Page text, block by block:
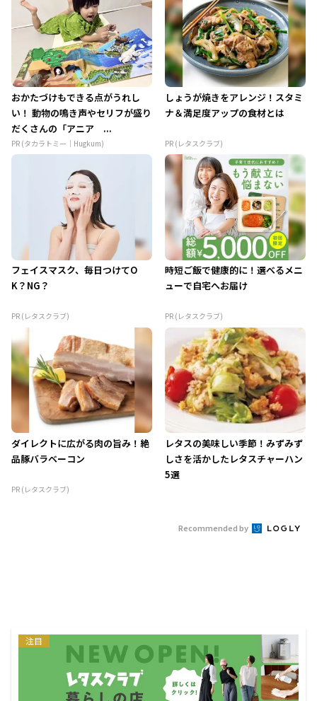
おかたづけもできる点がうれし
い！ 動物の鳴き声やセリフが盛り
だくさんの「アニア ...
PR (タカラトミー｜Hugkum)
しょうが焼きをアレンジ！スタミ
ナ＆満足度アップの食材とは
PR (レタスクラブ)
フェイスマスク、毎日つけてO
K？NG？
PR (レタスクラブ)
時短ご飯で健康的に！選べるメニ
ューで自宅へお届け
PR (レタスクラブ)
ダイレクトに広がる肉の旨み！絶
品豚バラベーコン
PR (レタスクラブ)
レタスの美味しい季節！みずみず
しさを活かしたレタスチャーハン
5選
Recommended by
注目